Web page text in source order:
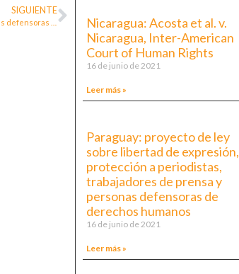
SIGUIENTE
Nicaragua: Acosta et al. v.
Nicaragua, Inter-American
Court of Human Rights
16 de junio de 2021
Leer más »
Paraguay: proyecto de ley
sobre libertad de expresión,
protección a periodistas,
trabajadores de prensa y
personas defensoras de
derechos humanos
16 de junio de 2021
Leer más »